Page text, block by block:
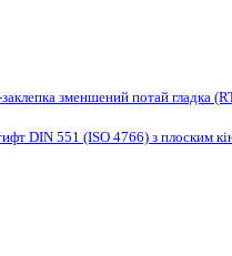
зменшений потай гладка
DIN 551 (ISO 4766) з плоским